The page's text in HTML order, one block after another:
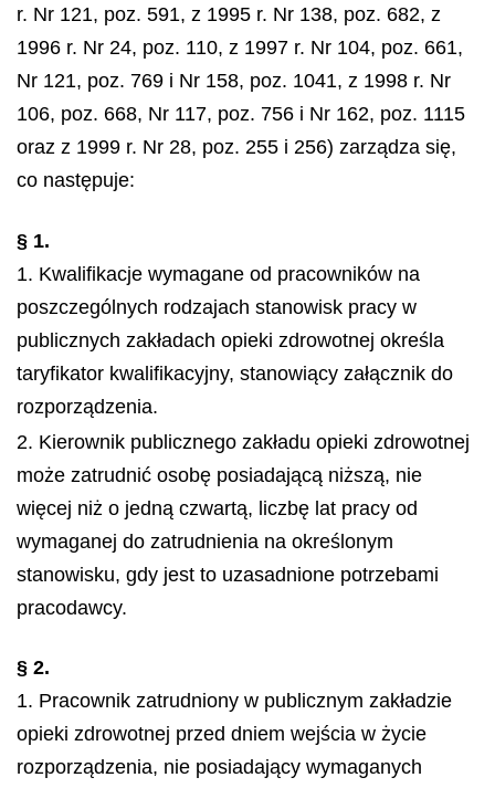
r. Nr 121, poz. 591, z 1995 r. Nr 138, poz. 682, z
1996 r. Nr 24, poz. 110, z 1997 r. Nr 104, poz. 661,
Nr 121, poz. 769 i Nr 158, poz. 1041, z 1998 r. Nr
106, poz. 668, Nr 117, poz. 756 i Nr 162, poz. 1115
oraz z 1999 r. Nr 28, poz. 255 i 256) zarządza się,
co następuje:
§ 1.
1. Kwalifikacje wymagane od pracowników na
poszczególnych rodzajach stanowisk pracy w
publicznych zakładach opieki zdrowotnej określa
taryfikator kwalifikacyjny, stanowiący załącznik do
rozporządzenia.
2. Kierownik publicznego zakładu opieki zdrowotnej
może zatrudnić osobę posiadającą niższą, nie
więcej niż o jedną czwartą, liczbę lat pracy od
wymaganej do zatrudnienia na określonym
stanowisku, gdy jest to uzasadnione potrzebami
pracodawcy.
§ 2.
1. Pracownik zatrudniony w publicznym zakładzie
opieki zdrowotnej przed dniem wejścia w życie
rozporządzenia, nie posiadający wymaganych